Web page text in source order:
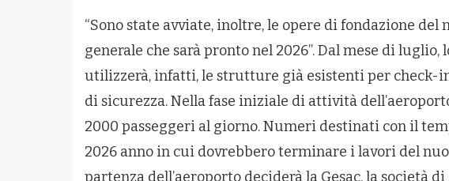
“Sono state avviate, inoltre, le opere di fondazione del
generale che sarà pronto nel 2026”. Dal mese di
utilizzerà, infatti, le strutture già esistenti per check-
di sicurezza. Nella fase iniziale di attività
2000 passeggeri al giorno. Numeri destinati con il
2026 anno in cui dovrebbero terminare i lavori del
partenza dell’aeroporto deciderà la Gesac, la società